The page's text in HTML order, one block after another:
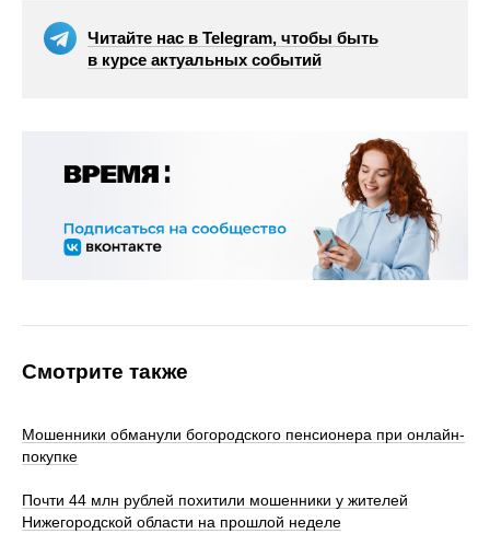
Читайте нас в Telegram, чтобы быть
в курсе актуальных событий
Смотрите также
Мошенники обманули богородского пенсионера при онлайн-
покупке
Почти 44 млн рублей похитили мошенники у жителей
Нижегородской области на прошлой неделе